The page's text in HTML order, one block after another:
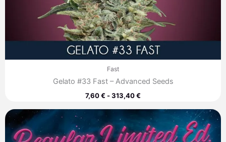
Fast
Gelato #33 Fast – Advanced Seeds
7,60€-313,40€